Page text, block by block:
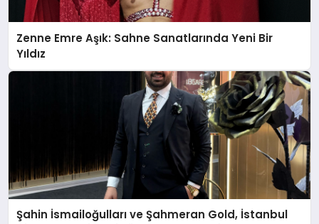
Zenne Emre Aşık: Sahne Sanatlarında Yeni Bir
Yıldız
Şahin İsmailoğulları ve Şahmeran Gold, İstanbul